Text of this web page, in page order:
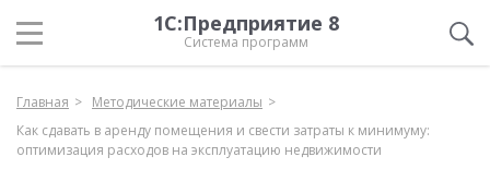
1С:Предприятие 8
Система программ
Главная
Методические материалы
Как сдавать в аренду помещения и свести затраты к минимуму:
оптимизация расходов на эксплуатацию недвижимости